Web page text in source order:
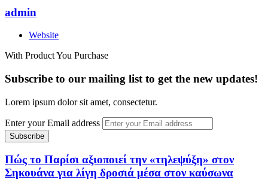
admin
Website
With Product You Purchase
Subscribe to our mailing list to get the new updates!
Lorem ipsum dolor sit amet, consectetur.
Enter your Email address
Πώς το Παρίσι αξιοποιεί την «τηλεψύξη» στον
Σηκουάνα για λίγη δροσιά μέσα στον καύσωνα